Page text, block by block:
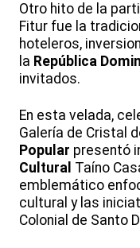
Otro hito de la
Fitur fue la
hoteleros,
la República
invitados.
En esta velada,
Galería de Cristal
Popular presentó
Cultural Taíno
emblemático
cultural y las
Colonial de Santo